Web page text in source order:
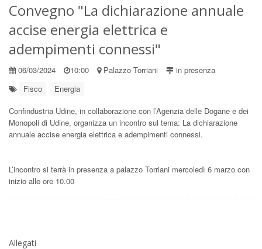
Convegno "La dichiarazione annuale
accise energia elettrica e
adempimenti connessi"
06/03/2024 10:00 Palazzo Torriani
in presenza
Fisco
Energia
Confindustria Udine, in collaborazione con l’Agenzia delle Dogane e dei
Monopoli di Udine, organizza un incontro sul tema: La dichiarazione
annuale accise energia elettrica e adempimenti connessi.
L’incontro si terrà in presenza a palazzo Torriani mercoledì 6 marzo con
inizio alle ore 10.00
Allegati